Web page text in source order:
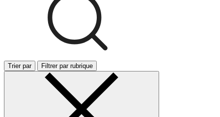
Trier par Filtrer par rubrique